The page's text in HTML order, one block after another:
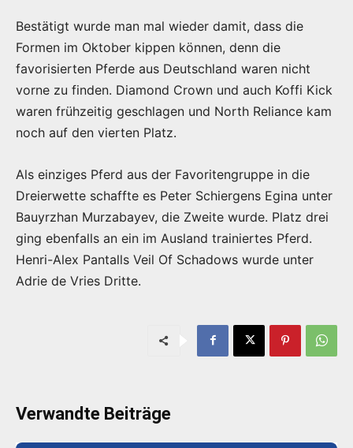
Bestätigt wurde man mal wieder damit, dass die
Formen im Oktober kippen können, denn die
favorisierten Pferde aus Deutschland waren nicht
vorne zu finden. Diamond Crown und auch Koffi Kick
waren frühzeitig geschlagen und North Reliance kam
noch auf den vierten Platz.
Als einziges Pferd aus der Favoritengruppe in die
Dreierwette schaffte es Peter Schiergens Egina unter
Bauyrzhan Murzabayev, die Zweite wurde. Platz drei
ging ebenfalls an ein im Ausland trainiertes Pferd.
Henri-Alex Pantalls Veil Of Schadows wurde unter
Adrie de Vries Dritte.
Verwandte Beiträge